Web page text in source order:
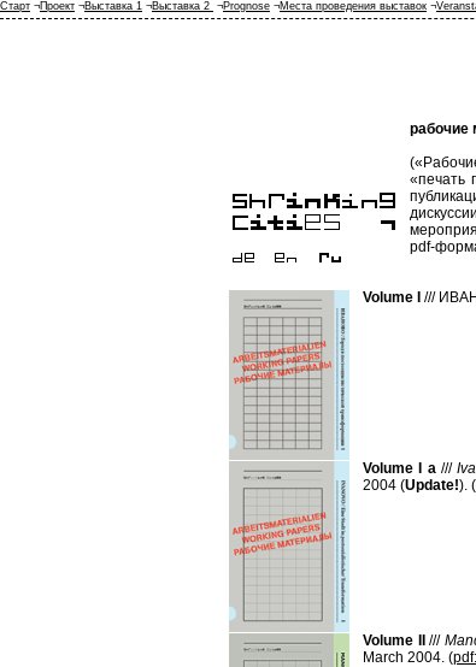
рабочие
«печать
pdf-
Volume I ///
Volume I a///
2004 (Update!). (
Volume II ///
March 2004. (
Старт ¬Проект ¬Выставка 1 ¬Выставка 2 ¬Prognose ¬Места проведения выставок ¬